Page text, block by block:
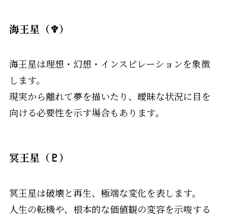
海王星（♆）
海王星は理想・幻想・インスピレーションを象徴
します。
現実から離れて夢を描いたり、曖昧な状況に目を
向ける必要性を示す場合もあります。
冥王星（♇）
冥王星は破壊と再生、極端な変化を表します。
人生の転機や、根本的な価値観の変容を示唆する